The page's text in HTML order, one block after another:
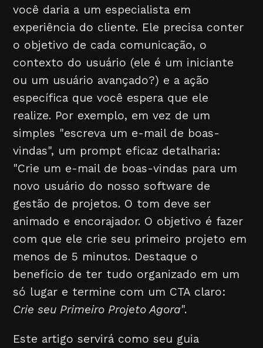
você daria a um especialista em
experiência do cliente. Ele precisa conter
o objetivo de cada comunicação, o
contexto do usuário (ele é um iniciante
ou um usuário avançado?) e a ação
específica que você espera que ele
realize. Por exemplo, em vez de um
simples "escreva um e-mail de boas-
vindas", um prompt eficaz detalharia:
"Crie um e-mail de boas-vindas para um
novo usuário do nosso software de
gestão de projetos. O tom deve ser
animado e encorajador. O objetivo é fazer
com que ele crie seu primeiro projeto em
menos de 5 minutos. Destaque o
benefício de ter tudo organizado em um
só lugar e termine com um CTA claro:
Crie seu Primeiro Projeto Agora".
Este artigo servirá como seu guia